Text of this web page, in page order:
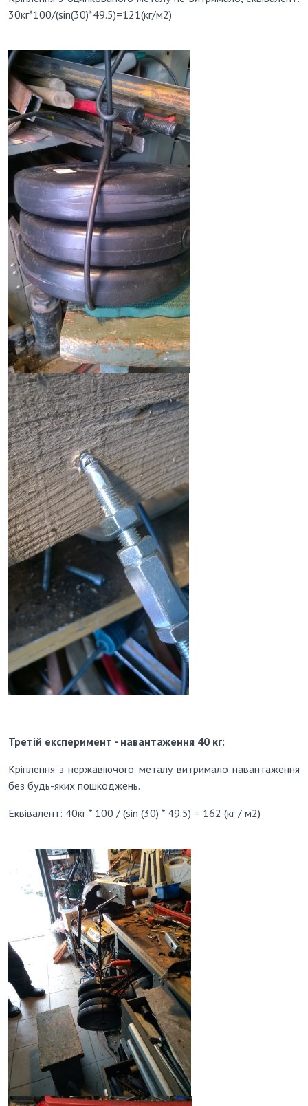
30кг*100/(sin(30)*49.5)=121(кг/м2)
Третій експеримент - навантаження 40 кг:
Кріплення з нержавіючого металу витримало навантаження
без будь-яких пошкоджень.
Еквівалент: 40кг * 100 / (sin (30) * 49.5) = 162 (кг / м2)